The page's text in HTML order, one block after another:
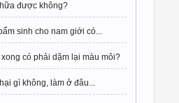
được không?
sinh cho nam giới có...
xong có phải dặm lại màu môi?
gì không, làm ở đâu...